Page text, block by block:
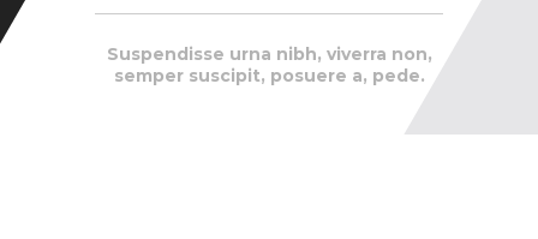
Suspendisse urna nibh, viverra non,
semper suscipit, posuere a, pede.